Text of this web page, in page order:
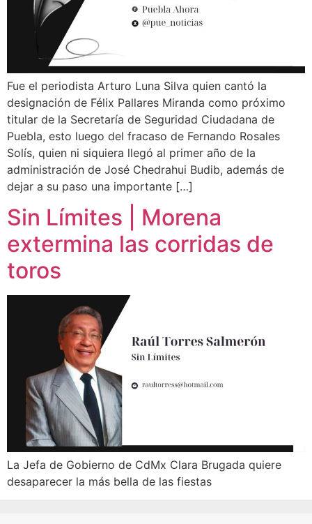
Fue el periodista Arturo Luna Silva quien cantó la
designación de Félix Pallares Miranda como próximo
titular de la Secretaría de Seguridad Ciudadana de
Puebla, esto luego del fracaso de Fernando Rosales
Solís, quien ni siquiera llegó al primer año de la
administración de José Chedrahui Budib, además de
dejar a su paso una importante […]
Sin Límites | Morena
extermina las corridas de
toros
La Jefa de Gobierno de CdMx Clara Brugada quiere
desaparecer la más bella de las fiestas